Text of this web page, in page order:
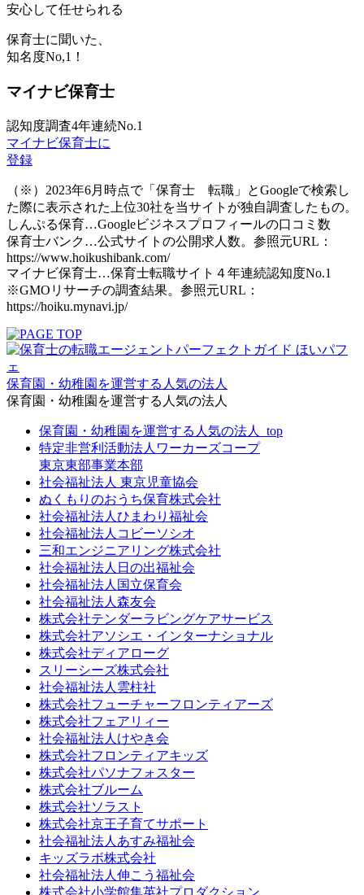
安心して任せられる
保育士に聞いた、
知名度No,1！
マイナビ保育士
認知度調査4年連続No.1
マイナビ保育士に
登録
（※）2023年6月時点で「保育士 転職」とGoogleで検索し
た際に表示された上位30社を当サイトが独自調査したもの。
しんぷる保育…Googleビジネスプロフィールの口コミ数
保育士バンク…公式サイトの公開求人数。参照元URL：
https://www.hoikushibank.com/
マイナビ保育士…保育士転職サイト４年連続認知度No.1
※GMOリサーチの調査結果。参照元URL：
https://hoiku.mynavi.jp/
保育園・幼稚園を運営する人気の法人
保育園・幼稚園を運営する人気の法人
保育園・幼稚園を運営する人気の法人_top
特定非営利活動法人ワーカーズコープ
東京東部事業本部
社会福祉法人 東京児童協会
ぬくもりのおうち保育株式会社
社会福祉法人ひまわり福祉会
社会福祉法人コビーソシオ
三和エンジニアリング株式会社
社会福祉法人日の出福祉会
社会福祉法人国立保育会
社会福祉法人森友会
株式会社テンダーラビングケアサービス
株式会社アソシエ・インターナショナル
株式会社ディアローグ
スリーシーズ株式会社
社会福祉法人雲柱社
株式会社フューチャーフロンティアーズ
株式会社フェアリィー
社会福祉法人けやき会
株式会社フロンティアキッズ
株式会社パソナフォスター
株式会社ブルーム
株式会社ソラスト
株式会社京王子育てサポート
社会福祉法人あすみ福祉会
キッズラボ株式会社
社会福祉法人伸こう福祉会
株式会社小学館集英社プロダクション